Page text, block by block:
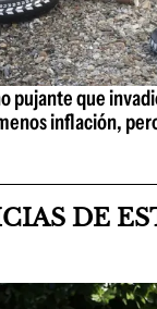
pujante que
inflación,
DE